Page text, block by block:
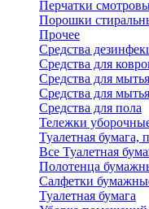
Перчатки
Порошки
Прочее
Средства
Средства для
Средства для
Средства для
Средства для пола
Тележки
Туалетная бумага,
Все Туалетная
Полотенца
Салфетки
Туалетная бумага